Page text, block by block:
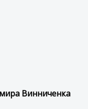
Винниченка